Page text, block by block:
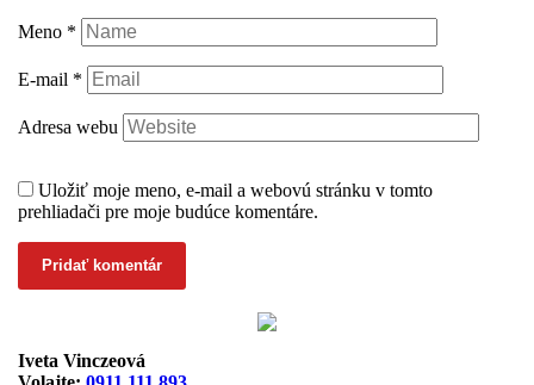
Meno *
E-mail *
Adresa webu
Uložiť moje meno, e-mail a webovú stránku v tomto
prehliadači pre moje budúce komentáre.
Iveta Vinczeová